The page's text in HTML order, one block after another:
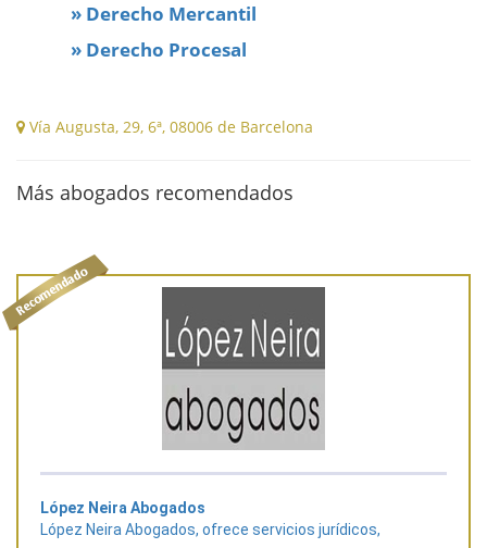
» Derecho Mercantil
» Derecho Procesal
Vía Augusta, 29, 6ª, 08006 de Barcelona
Más abogados recomendados
López Neira Abogados
López Neira Abogados, ofrece servicios jurídicos,